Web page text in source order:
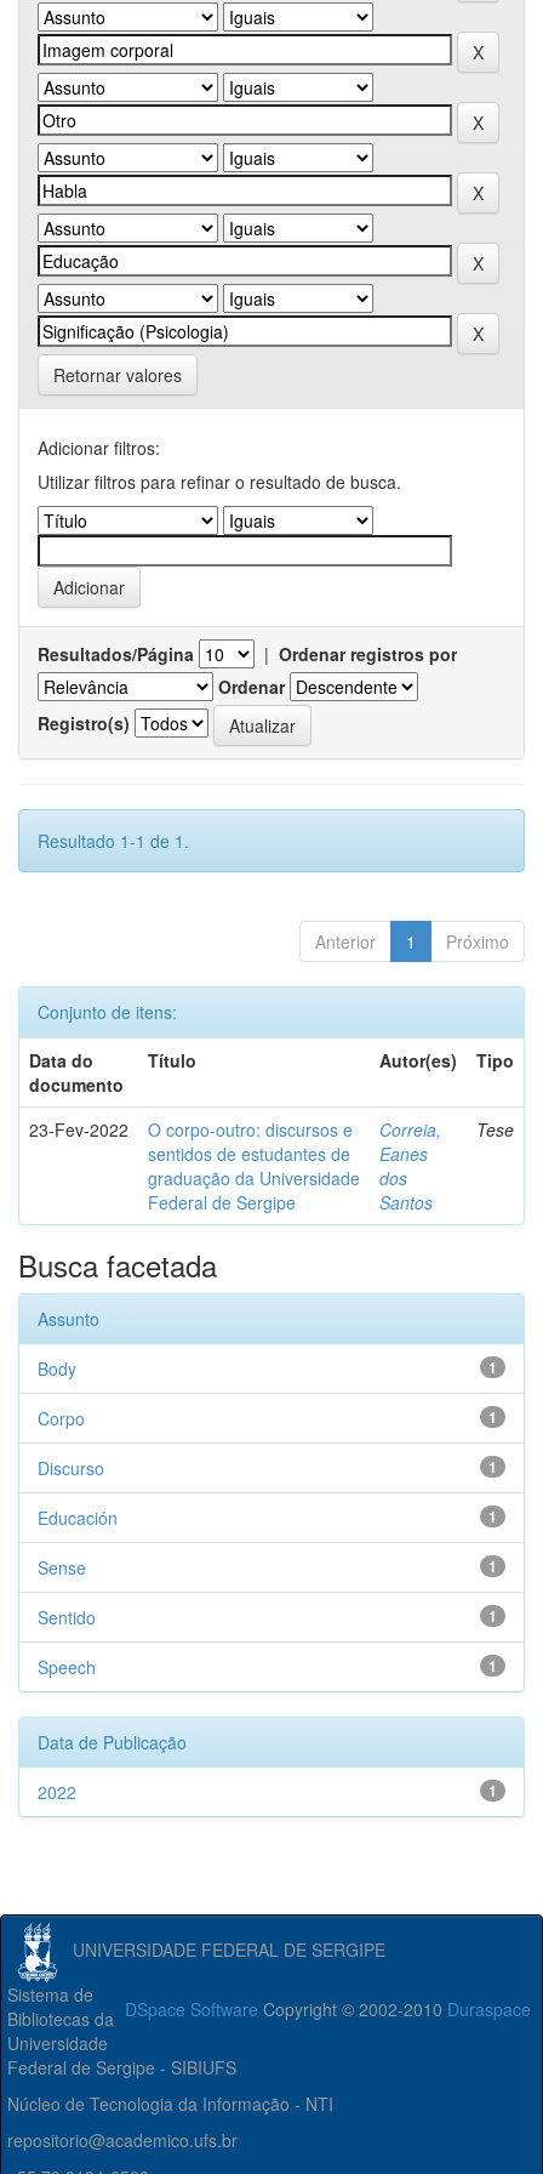
Retornar valores
Adicionar filtros:
Utilizar filtros para refinar o resultado de busca.
Resultados/Página | Ordenar registros por
Ordenar
Registro(s)
Resultado 1-1 de 1.
Anterior 1 Próximo
Conjunto de itens:
Data do
documento
Título Autor(es) Tipo
23-Fev-2022
O corpo-outro: discursos e
sentidos de estudantes de
graduação da Universidade
Federal de Sergipe
Correia,
Eanes
dos
Santos
Tese
Busca facetada
Assunto
1
Body
1
Corpo
1
Discurso
1
Educación
1
Sense
1
Sentido
1
Speech
Data de Publicação
1
2022
UNIVERSIDADE FEDERAL DE SERGIPE
DSpace Software Copyright © 2002-2010 Duraspace
Sistema de
Bibliotecas da
Universidade
Federal de Sergipe - SIBIUFS
Núcleo de Tecnologia da Informação - NTI
repositorio@academico.ufs.br